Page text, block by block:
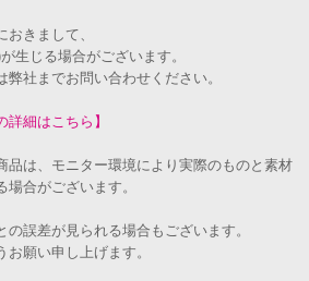
きまして、
生じる場合がございます。
社までお問い合わせください。
詳細はこちら】
は、モニター環境により実際のものと素材
合がございます。
誤差が見られる場合もございます。
願い申し上げます。